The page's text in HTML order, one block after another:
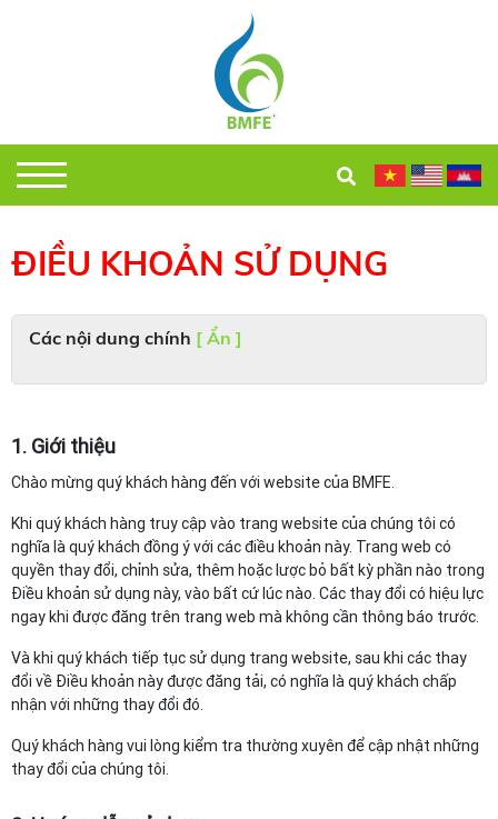
ĐIỀU KHOẢN SỬ DỤNG
Các nội dung chính [ Ẩn ]
1. Giới thiệu
Chào mừng quý khách hàng đến với website của BMFE.
Khi quý khách hàng truy cập vào trang website của chúng tôi có
nghĩa là quý khách đồng ý với các điều khoản này. Trang web có
quyền thay đổi, chỉnh sửa, thêm hoặc lược bỏ bất kỳ phần nào trong
Điều khoản sử dụng này, vào bất cứ lúc nào. Các thay đổi có hiệu lực
ngay khi được đăng trên trang web mà không cần thông báo trước.
Và khi quý khách tiếp tục sử dụng trang website, sau khi các thay
đổi về Điều khoản này được đăng tải, có nghĩa là quý khách chấp
nhận với những thay đổi đó.
Quý khách hàng vui lòng kiểm tra thường xuyên để cập nhật những
thay đổi của chúng tôi.